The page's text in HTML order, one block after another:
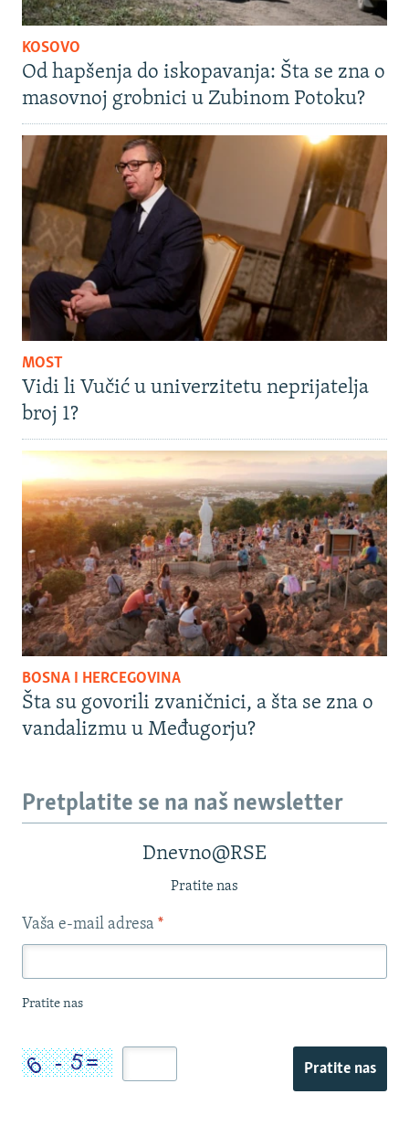
KOSOVO
Od hapšenja do iskopavanja: Šta se zna o
masovnoj grobnici u Zubinom Potoku?
MOST
Vidi li Vučić u univerzitetu neprijatelja
broj 1?
BOSNA I HERCEGOVINA
Šta su govorili zvaničnici, a šta se zna o
vandalizmu u Međugorju?
Pretplatite se na naš newsletter
Dnevno@RSE
Pratite nas
Vaša e-mail adresa *
Pratite nas
Pratite nas